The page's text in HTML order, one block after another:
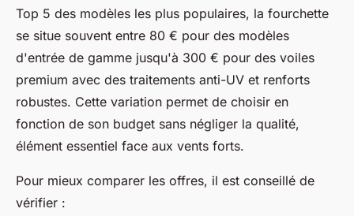
Top 5 des modèles les plus populaires, la fourchette
se situe souvent entre 80 € pour des modèles
d'entrée de gamme jusqu'à 300 € pour des voiles
premium avec des traitements anti-UV et renforts
robustes. Cette variation permet de choisir en
fonction de son budget sans négliger la qualité,
élément essentiel face aux vents forts.
Pour mieux comparer les offres, il est conseillé de
vérifier :